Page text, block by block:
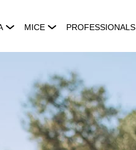
MICE PROFESSIONALS